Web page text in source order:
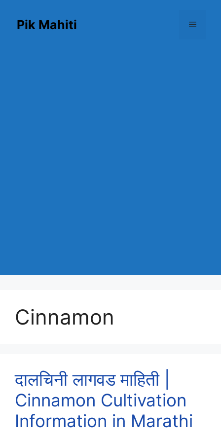
contentPik Mahiti Menu
Cinnamon
दालचिनी लागवड माहिती |
Cinnamon Cultivation
Information in Marathi